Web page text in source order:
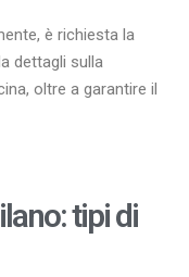
è richiesta la
dettagli sulla
oltre a garantire il
tipi di